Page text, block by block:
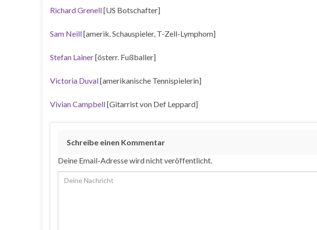
Richard Grenell[US Botschafter]
Sam Neill[amerik. Schauspieler, T-Zell-Lymphom]
Stefan Lainer[österr. Fußballer]
Victoria Duval[amerikanische Tennispielerin]
Vivian Campbell[Gitarrist von Def Leppard]
Schreibe einen Kommentar
Deine Email-Adresse wird nicht veröffentlicht.